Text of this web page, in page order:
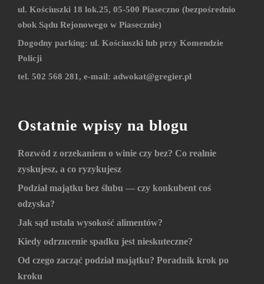
ul. Kościuszki 18 lok.25, 05-500 Piaseczno (bezpośrednio
obok Sądu Rejonowego w Piasecznie)
Dogodny parking: ul. Kościuszki lub przy Komendzie
Policji
tel. 502 568 281, e-mail: adwokat@gregier.pl
Ostatnie wpisy na blogu
Rozwód z orzekaniem o winie czy bez? Co realnie
zyskujesz, a co ryzykujesz
Podział majątku bez ślubu — czy konkubent coś
odzyska?
Jak sąd ustala wysokość alimentów?
Kiedy odrzucenie spadku jest nieskuteczne?
Od czego zacząć podział majątku? Poradnik krok po
kroku